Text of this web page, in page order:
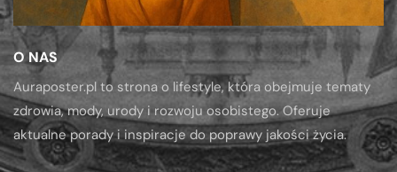
O NAS
Auraposter.pl to strona o lifestyle, która obejmuje tematy
zdrowia, mody, urody i rozwoju osobistego. Oferuje
aktualne porady i inspiracje do poprawy jakości życia.